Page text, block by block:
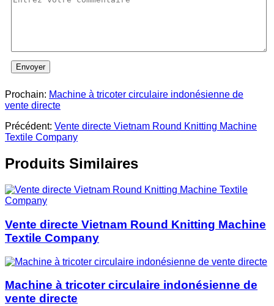
Envoyer
Prochain: Machine à tricoter circulaire indonésienne de
vente directe
Précédent: Vente directe Vietnam Round Knitting Machine
Textile Company
Produits Similaires
Vente directe Vietnam Round Knitting Machine
Textile Company
Machine à tricoter circulaire indonésienne de
vente directe